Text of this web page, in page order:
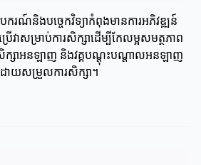
ករណ៍និងបច្ចេកវិទ្យាកំពុងមានការអភិវឌ្ឍន៍
វាសម្រាប់ការសិក្សាដើម្បីកែលម្អសមត្ថភាព
ក្សាអនឡាញ និងវគ្គបណ្តុះបណ្តាលអនឡាញ
ោយសម្រួលការសិក្សា។